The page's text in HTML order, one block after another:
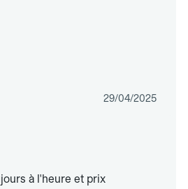
29/04/2025
à l'heure et prix